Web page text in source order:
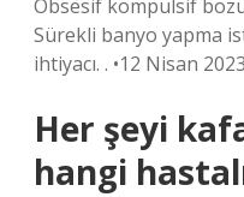
Obsesif kompulsif
Sürekli banyo yapma
ihtiyacı. . •12 Nisan 2023
Her şeyi
hangi